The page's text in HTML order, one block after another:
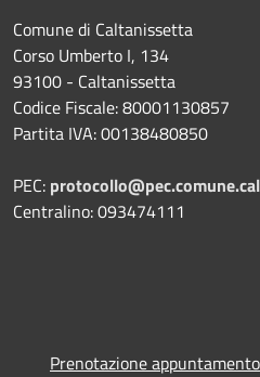
Comune di Caltanissetta
Corso Umberto I, 134
93100 - Caltanissetta
Codice Fiscale: 80001130857
Partita IVA: 00138480850
PEC:
Centralino: 093474111
Prenotazione appuntamento